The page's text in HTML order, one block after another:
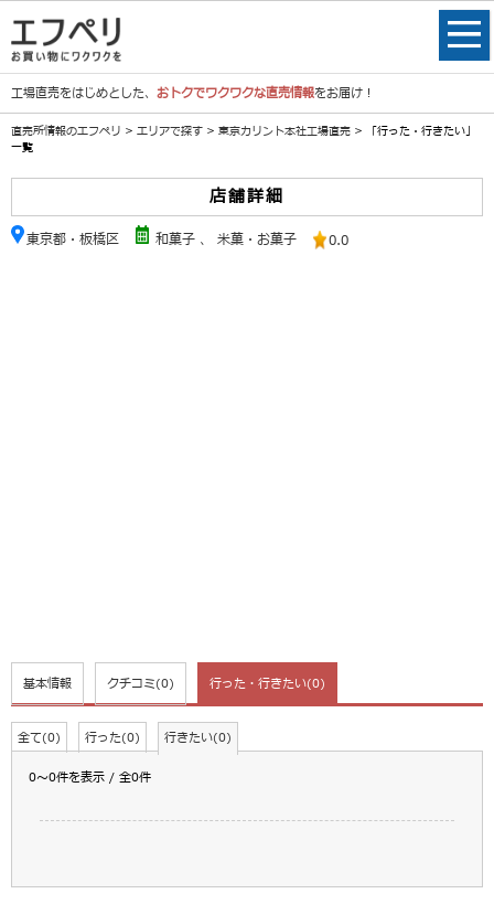
工場直売をはじめとした、 おトクでワクワクな直売情報をお届け！
直売所情報のエフペリ > エリアで探す > 東京カリント本社工場直売 > 「行った・行きたい」
一覧
店舗詳細
東京都・板橋区 和菓子 、 米菓・お菓子 0.0
基本情報 クチコミ(0) 行った・行きたい(0)
全て(0) 行った(0) 行きたい(0)
0～0件を表示 / 全0件